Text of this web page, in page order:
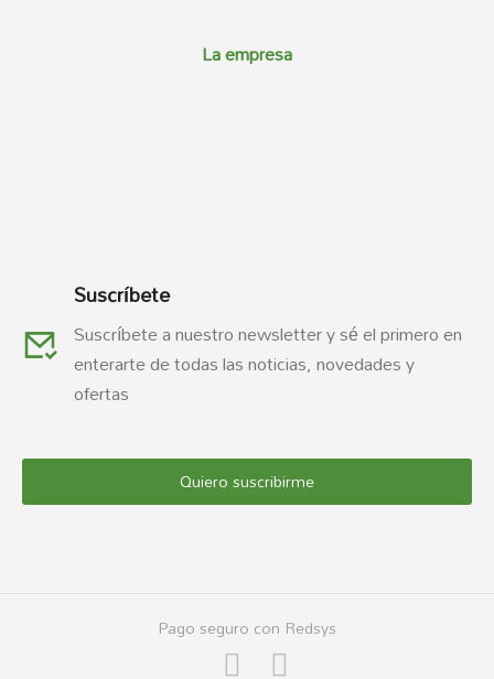
La empresa
Suscríbete
Suscríbete a nuestro newsletter y sé el primero en
enterarte de todas las noticias, novedades y
ofertas
Quiero suscribirme
Pago seguro con Redsys